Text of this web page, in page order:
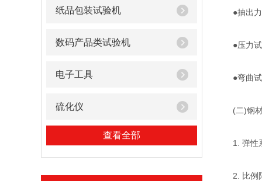
纸品包装试验机
数码产品类试验机
电子工具
硫化仪
查看全部
●抽出
●压力试
●弯曲试
(二)钢材
1. 弹性系
2. 比例限